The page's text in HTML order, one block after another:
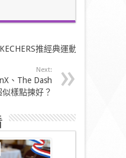
推經典運動
Next:
、The Dash
似樣點揀好？